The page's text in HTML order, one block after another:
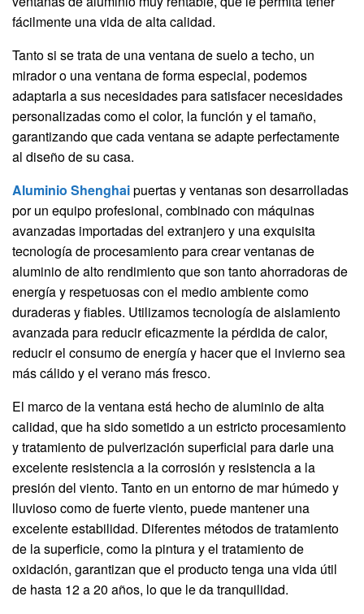
fácilmente una vida de alta calidad.
Tanto si se trata de una ventana de suelo a techo, un
mirador o una ventana de forma especial, podemos
adaptarla a sus necesidades para satisfacer necesidades
personalizadas como el color, la función y el tamaño,
garantizando que cada ventana se adapte perfectamente
al diseño de su casa.
Aluminio Shenghaipuertas y ventanas son desarrolladas
por un equipo profesional, combinado con máquinas
avanzadas importadas del extranjero y una exquisita
tecnología de procesamiento para crear ventanas de
aluminio de alto rendimiento que son tanto ahorradoras de
energía y respetuosas con el medio ambiente como
duraderas y fiables. Utilizamos tecnología de aislamiento
avanzada para reducir eficazmente la pérdida de calor,
reducir el consumo de energía y hacer que el invierno sea
más cálido y el verano más fresco.
El marco de la ventana está hecho de aluminio de alta
calidad, que ha sido sometido a un estricto procesamiento
y tratamiento de pulverización superficial para darle una
excelente resistencia a la corrosión y resistencia a la
presión del viento. Tanto en un entorno de mar húmedo y
lluvioso como de fuerte viento, puede mantener una
excelente estabilidad. Diferentes métodos de tratamiento
de la superficie, como la pintura y el tratamiento de
oxidación, garantizan que el producto tenga una vida útil
de hasta 12 a 20 años, lo que le da tranquilidad.